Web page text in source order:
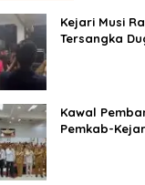
Kejari Musi
Tersangka
Kawal
Pemkab-